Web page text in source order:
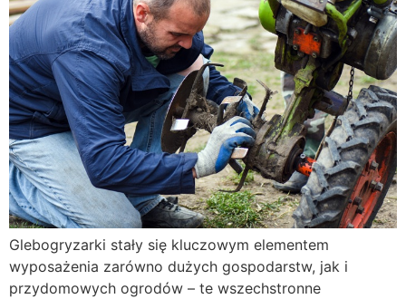
Glebogryzarki stały się kluczowym elementem
wyposażenia zarówno dużych gospodarstw, jak i
przydomowych ogrodów – te wszechstronne